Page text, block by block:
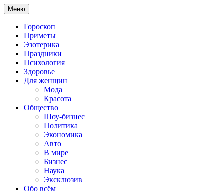
Меню
Гороскоп
Приметы
Эзотерика
Праздники
Психология
Здоровье
Для женщин
Мода
Красота
Общество
Шоу-бизнес
Политика
Экономика
Авто
В мире
Бизнес
Наука
Эксклюзив
Обо всём